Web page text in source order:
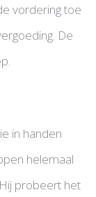
vordering toe
De
in handen
helemaal
probeert het